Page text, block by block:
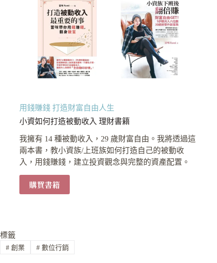
用錢賺錢 打造財富自由人生
小資如何打造被動收入 理財書籍
我擁有 14 種被動收入，29 歲財富自由。我將透過這
兩本書，教小資族/上班族如何打造自己的被動收
入，用錢賺錢，建立投資觀念與完整的資產配置。
購買書籍
標籤
#創業 #數位行銷